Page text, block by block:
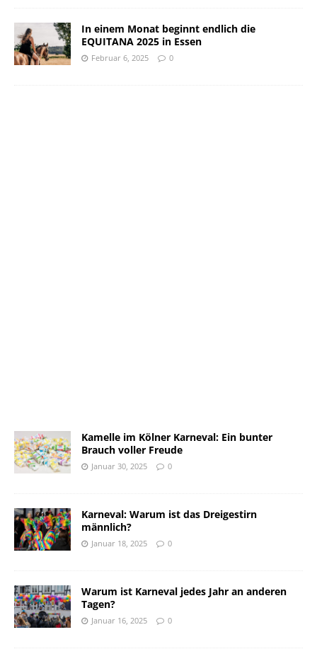
In einem Monat beginnt endlich die
EQUITANA 2025 in Essen
Februar 6, 2025 0
Kamelle im Kölner Karneval: Ein bunter
Brauch voller Freude
Januar 30, 2025 0
Karneval: Warum ist das Dreigestirn
männlich?
Januar 18, 2025 0
Warum ist Karneval jedes Jahr an anderen
Tagen?
Januar 16, 2025 0